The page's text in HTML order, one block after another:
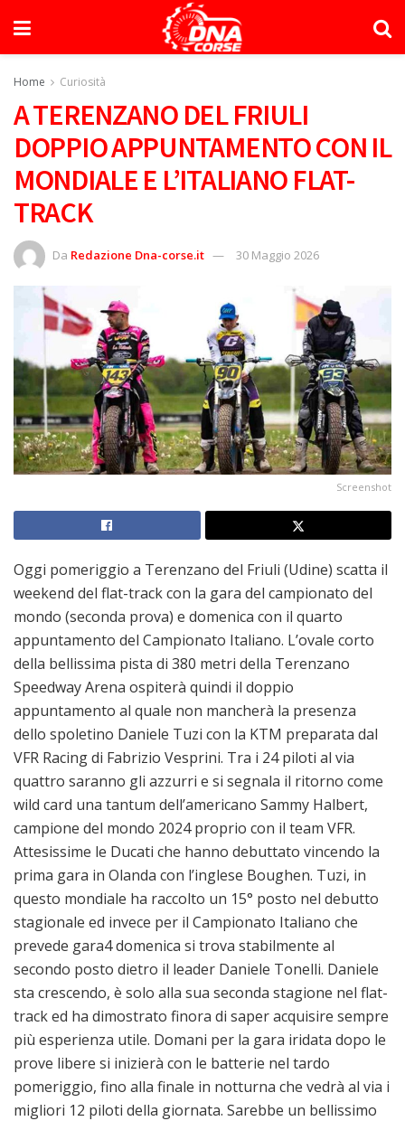
Home Curiosità
A TERENZANO DEL FRIULI
DOPPIO APPUNTAMENTO CON IL
MONDIALE E L’ITALIANO FLAT-
TRACK
Da Redazione Dna-corse.it 30 Maggio 2026
Screenshot
Oggi pomeriggio a Terenzano del Friuli (Udine) scatta il
weekend del flat-track con la gara del campionato del
mondo (seconda prova) e domenica con il quarto
appuntamento del Campionato Italiano. L’ovale corto
della bellissima pista di 380 metri della Terenzano
Speedway Arena ospiterà quindi il doppio
appuntamento al quale non mancherà la presenza
dello spoletino Daniele Tuzi con la KTM preparata dal
VFR Racing di Fabrizio Vesprini. Tra i 24 piloti al via
quattro saranno gli azzurri e si segnala il ritorno come
wild card una tantum dell’americano Sammy Halbert,
campione del mondo 2024 proprio con il team VFR.
Attesissime le Ducati che hanno debuttato vincendo la
prima gara in Olanda con l’inglese Boughen. Tuzi, in
questo mondiale ha raccolto un 15° posto nel debutto
stagionale ed invece per il Campionato Italiano che
prevede gara4 domenica si trova stabilmente al
secondo posto dietro il leader Daniele Tonelli. Daniele
sta crescendo, è solo alla sua seconda stagione nel flat-
track ed ha dimostrato finora di saper acquisire sempre
più esperienza utile. Domani per la gara iridata dopo le
prove libere si inizierà con le batterie nel tardo
pomeriggio, fino alla finale in notturna che vedrà al via i
migliori 12 piloti della giornata. Sarebbe un bellissimo